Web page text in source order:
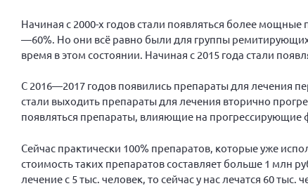
Начиная с 2000-х годов стали появляться более
—60%. Но они всё равно были для группы
время в этом состоянии. Начиная с 2015 года стали
С 2016—2017 годов появились препараты для лечения
стали выходить препараты для лечения вторично
появляться препараты, влияющие на
Сейчас практически 100% препаратов, которые уже
стоимость таких препаратов составляет больше 1 млн
лечение с 5 тыс. человек, то сейчас у нас лечатся 60